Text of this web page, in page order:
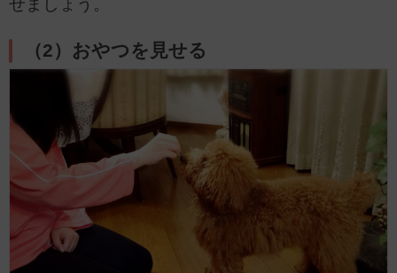
せましょう。
（2）おやつを見せる